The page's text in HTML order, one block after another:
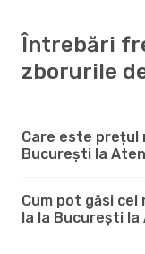
Întrebări
zborurile
Care este prețul
București la
Cum pot găsi
la la București la